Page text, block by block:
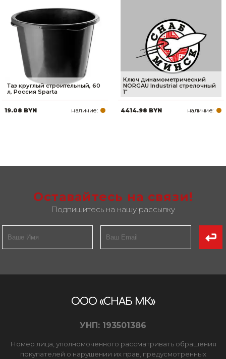
Таз круглый строительный, 60
л, Россия Sparta
19.08 BYN наличие:
Ключ динамометрический
NORGAU Industrial стрелочный
1"
4414.98 BYN наличие:
Оставайтесь на связи!
Подпишитесь на нашу рассылку
ООО «СНАБ МК»
УНП: 193501386
Номер лица, уполномоченного рассматривать обращения
покупателей о нарушении их прав, предусмотренных